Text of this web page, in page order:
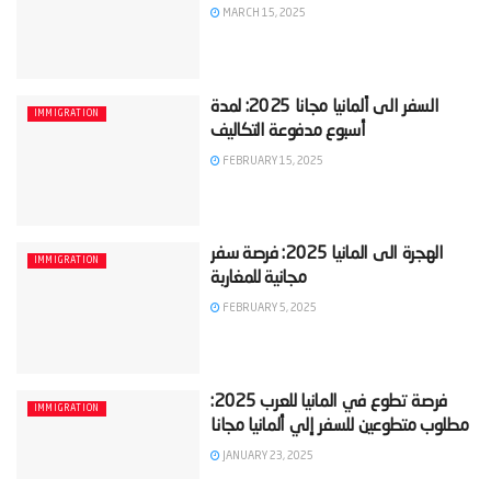
MARCH 15, 2025
IMMIGRATION
‫السفر الى ألمانيا مجانا 2025: لمدة
FEBRUARY 15, 2025
IMMIGRATION
‫الهجرة الى المانيا​ 2025: فرصة سفر
مجانية للمغاربة‬
FEBRUARY 5, 2025
IMMIGRATION
‫فرصة تطوع في المانيا للعرب 2025:
مطلوب متطوعين للسفر إلي ألمانيا مجانا‬
JANUARY 23, 2025